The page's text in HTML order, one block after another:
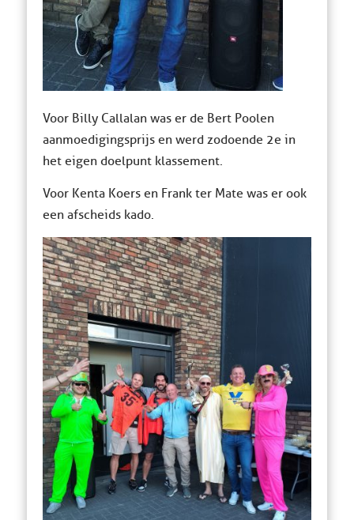
Voor Billy Callalan was er de Bert Poolen
aanmoedigingsprijs en werd zodoende 2e in
het eigen doelpunt klassement.
Voor Kenta Koers en Frank ter Mate was er ook
een afscheids kado.